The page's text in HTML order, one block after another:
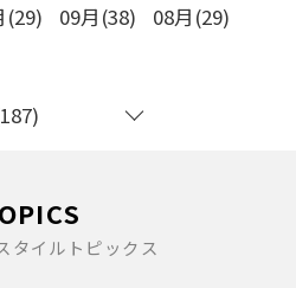
(29) 09月(38)
08月(29)
タイルトピックス